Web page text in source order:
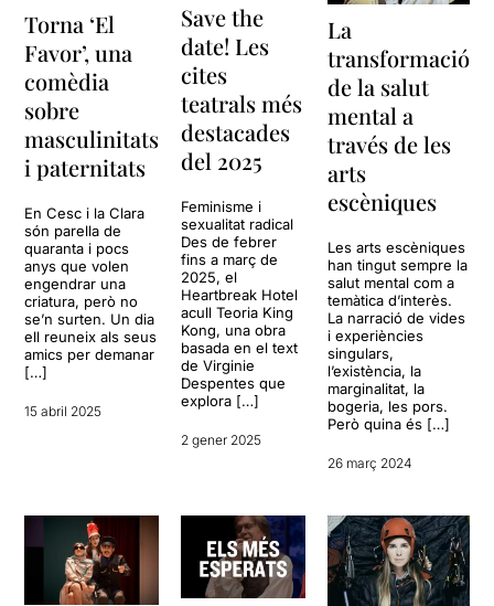
Torna ‘El
Favor’, una
comèdia
sobre
masculinitats
i paternitats
En Cesc i la Clara
són parella de
quaranta i pocs
anys que volen
engendrar una
criatura, però no
se’n surten. Un dia
ell reuneix als seus
amics per demanar
[…]
15 abril 2025
Save the
date! Les
cites
teatrals més
destacades
del 2025
Feminisme i
sexualitat radical
Des de febrer
fins a març de
2025, el
Heartbreak Hotel
acull Teoria King
Kong, una obra
basada en el text
de Virginie
Despentes que
explora […]
2 gener 2025
La
transformació
de la salut
mental a
través de les
arts
escèniques
Les arts escèniques
han tingut sempre la
salut mental com a
temàtica d’interès.
La narració de vides
i experiències
singulars,
l’existència, la
marginalitat, la
bogeria, les pors.
Però quina és […]
26 març 2024